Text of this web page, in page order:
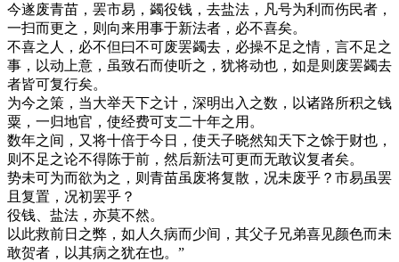
今遂废青苗，罢市易，蠲役钱，去盐法，凡号为利而伤民者，
一扫而更之，则向来用事于新法者，必不喜矣。
不喜之人，必不但曰不可废罢蠲去，必操不足之情，言不足之
事，以动上意，虽致石而使听之，犹将动也，如是则废罢蠲去
者皆可复行矣。
为今之策，当大举天下之计，深明出入之数，以诸路所积之钱
粟，一归地官，使经费可支二十年之用。
数年之间，又将十倍于今日，使天子晓然知天下之馀于财也，
则不足之论不得陈于前，然后新法可更而无敢议复者矣。
势未可为而欲为之，则青苗虽废将复散，况未废乎？市易虽罢
且复置，况初罢乎？
役钱、盐法，亦莫不然。
以此救前日之弊，如人久病而少间，其父子兄弟喜见颜色而未
敢贺者，以其病之犹在也。”